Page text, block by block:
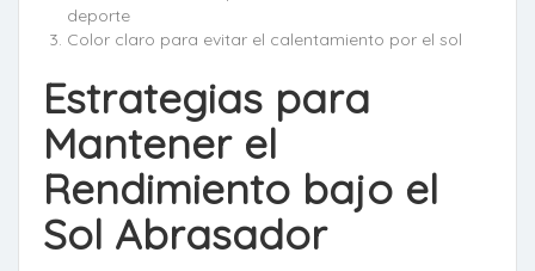
deporte
Color claro para evitar el calentamiento por el sol
Estrategias para
Mantener el
Rendimiento bajo el
Sol Abrasador